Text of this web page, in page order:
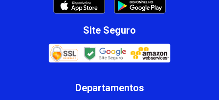
Site Seguro
Departamentos